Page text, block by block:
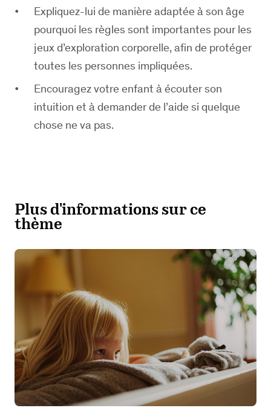
Expliquez-lui de manière adaptée à son âge
pourquoi les règles sont importantes pour les
jeux d’exploration corporelle, afin de protéger
toutes les personnes impliquées.
Encouragez votre enfant à écouter son
intuition et à demander de l’aide si quelque
chose ne va pas.
Plus d'informations sur ce
thème